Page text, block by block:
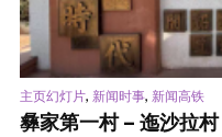
主页幻灯片, 新闻时事, 新闻高铁
彝家第一村 – 迤沙拉村